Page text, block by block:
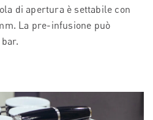
di apertura è settabile con
La pre-infusione può